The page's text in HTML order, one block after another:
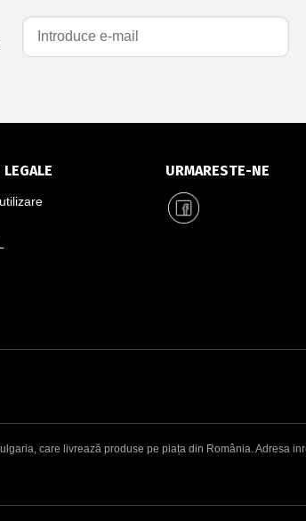
URMARESTE-NE
care livrează produse pe piața din România. Adresa